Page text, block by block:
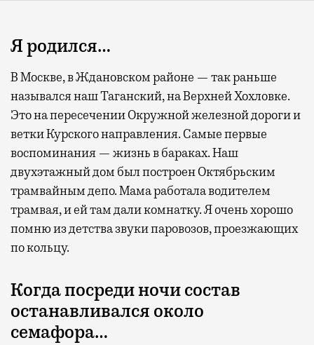
Я родился…
В Москве, в Ждановском районе — так раньше
назывался наш Таганский, на Верхней Хохловке.
Это на пересечении Окружной железной дороги и
ветки Курского направления. Самые первые
воспоминания — жизнь в бараках. Наш
двухэтажный дом был построен Октябрьским
трамвайным депо. Мама работала водителем
трамвая, и ей там дали комнатку. Я очень хорошо
помню из детства звуки паровозов, проезжающих
по кольцу.
Когда посреди ночи состав
останавливался около
семафора…